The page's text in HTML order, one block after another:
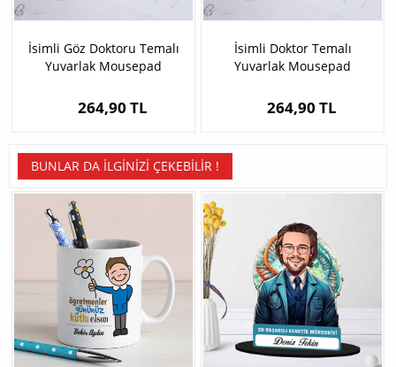
İsimli Göz Doktoru Temalı
Yuvarlak Mousepad
264,90 TL
İsimli Doktor Temalı
Yuvarlak Mousepad
264,90 TL
BUNLAR DA İLGINIZI ÇEKEBILIR !